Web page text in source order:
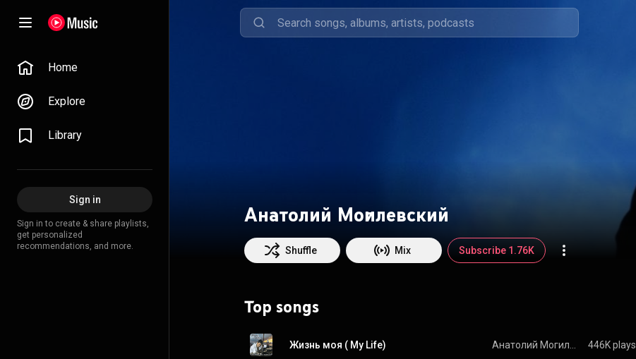
Home
Explore
Library
Sign in
Sign in to create & share playlists,
get personalized
recommendations, and more.
Анатолий Могилевский
Shuffle Mix Subscribe 1.76K
Top songs
Жизнь моя ( My Life) 446K plays